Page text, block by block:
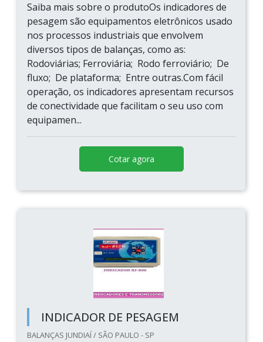
Saiba mais sobre o produtoOs indicadores de
pesagem são equipamentos eletrônicos usado
nos processos industriais que envolvem
diversos tipos de balanças, como as:
Rodoviárias; Ferroviária; Rodo ferroviário; De
fluxo; De plataforma; Entre outras.Com fácil
operação, os indicadores apresentam recursos
de conectividade que facilitam o seu uso com
equipamen...
Cotar agora
INDICADOR DE PESAGEM
BALANÇAS JUNDIAÍ / SÃO PAULO - SP